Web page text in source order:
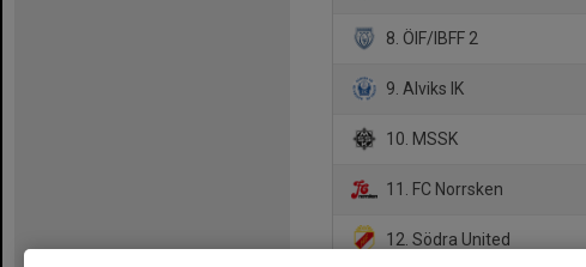
8. ÖIF/IBFF 2
9. Alviks IK
10. MSSK
11. FC Norrsken
12. Södra United